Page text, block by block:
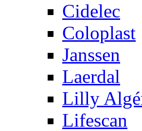
Cidelec
Coloplast
Janssen
Laerdal
Lilly
Lifescan